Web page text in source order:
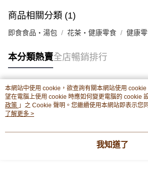
每筆HK$80.00，滿HK$380.00或以上免運費
順豐站及順豐自提點
滿$380免運費 - 送貨到家(3-5個工作天內送達)
付款後門市自取 (3-6天可到店取) (取貨請自
每筆HK$80.00，滿HK$380.00或以上免運費
商品相關分類 (1)
即食食品・湯包 花茶・健康零食 健康
本分類熱賣全店暢銷排行
熱門標籤
熱銷排行
本網站中使用 cookie，欲查詢有關本網站使用
望在電腦上使用 cookie 時應如何變更電腦的 cookie
政策 」之 Cookie 聲明。您繼續使用本網站即表示您
條款之 Cookie 聲明使用 cookie。
了解更多 >
我知道了